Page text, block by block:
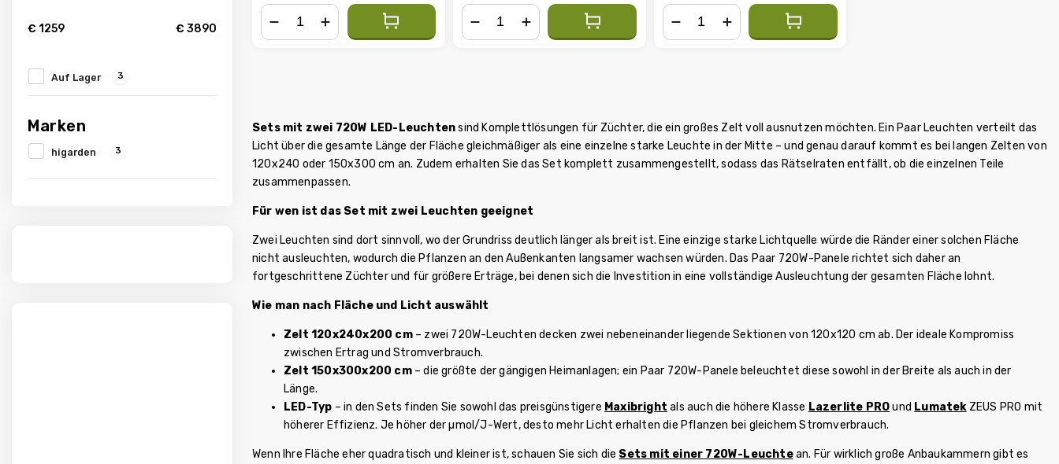
€ 1259 € 3890
Auf Lager 3
Marken
higarden 3
Sets mit zwei 720W LED-Leuchtensind Komplettlösungen für Züchter, die ein großes Zelt voll ausnutzen möchten. Ein Paar Leuchten verteilt das
Licht über die gesamte Länge der Fläche gleichmäßiger als eine einzelne starke Leuchte in der Mitte – und genau darauf kommt es bei langen Zelten von
120x240 oder 150x300 cm an. Zudem erhalten Sie das Set komplett zusammengestellt, sodass das Rätselraten entfällt, ob die einzelnen Teile
zusammenpassen.
Für wen ist das Set mit zwei Leuchten geeignet
Zwei Leuchten sind dort sinnvoll, wo der Grundriss deutlich länger als breit ist. Eine einzige starke Lichtquelle würde die Ränder einer solchen Fläche
nicht ausleuchten, wodurch die Pflanzen an den Außenkanten langsamer wachsen würden. Das Paar 720W-Panele richtet sich daher an
fortgeschrittene Züchter und für größere Erträge, bei denen sich die Investition in eine vollständige Ausleuchtung der gesamten Fläche lohnt.
Wie man nach Fläche und Licht auswählt
Zelt 120x240x200 cm– zwei 720W-Leuchten decken zwei nebeneinander liegende Sektionen von 120x120 cm ab. Der ideale Kompromiss
zwischen Ertrag und Stromverbrauch.
Zelt 150x300x200 cm– die größte der gängigen Heimanlagen; ein Paar 720W-Panele beleuchtet diese sowohl in der Breite als auch in der
Länge.
LED-Typ – in den Sets finden Sie sowohl das preisgünstigere Maxibright als auch die höhere Klasse Lazerlite PROund LumatekZEUS PRO mit
höherer Effizienz. Je höher der µmol/J-Wert, desto mehr Licht erhalten die Pflanzen bei gleichem Stromverbrauch.
Wenn Ihre Fläche eher quadratisch und kleiner ist, schauen Sie sich die Sets mit einer 720W-Leuchtean. Für wirklich große Anbaukammern gibt es